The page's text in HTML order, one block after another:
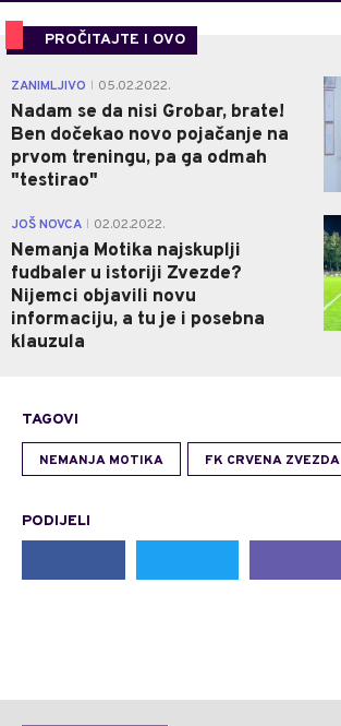
PROČITAJTE I OVO
ZANIMLJIVO 05.02.2022.
Nadam se da nisi Grobar, brate!
Ben dočekao novo pojačanje na
prvom treningu, pa ga odmah
"testirao"
JOŠ NOVCA 02.02.2022.
Nemanja Motika najskuplji
fudbaler u istoriji Zvezde?
Nijemci objavili novu
informaciju, a tu je i posebna
klauzula
TAGOVI
NEMANJA MOTIKA FK CRVENA ZVEZDA
PODIJELI